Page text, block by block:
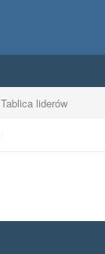
Tablica liderów